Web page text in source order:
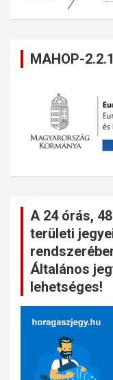
MAHOP-
A 24 órás,
területi
Általános
lehetséges!